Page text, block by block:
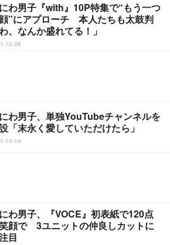
わ男子『with』10P特集で“もう一つ
”にアプローチ 本人たちも太鼓判
わ、なんか盛れてる！」
10-26
わ男子、単独YouTubeチャンネルを
「末永く愛していただけたら」
10-19
わ男子、『VOCE』初表紙で120点
顔で 3ユニットの仲良しカットに
目